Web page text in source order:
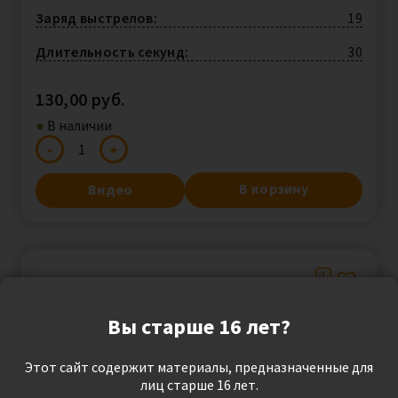
Заряд выстрелов:
19
Длительность секунд:
30
130,00 руб.
●︎ В наличии
-
Mind
Sift
MX1219-
quantity
+
В корзину
Видео
Вы старше 16 лет?
Этот сайт содержит материалы, предназначенные для
лиц старше 16 лет.